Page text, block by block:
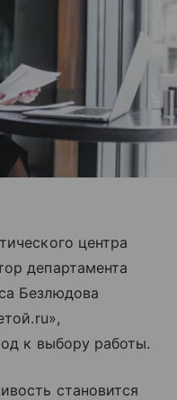
центра
департамента
Безлюдова
к выбору работы.
становится